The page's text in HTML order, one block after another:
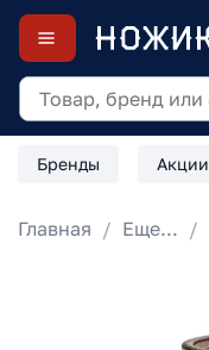
Бренды Акции
Главная Еще...